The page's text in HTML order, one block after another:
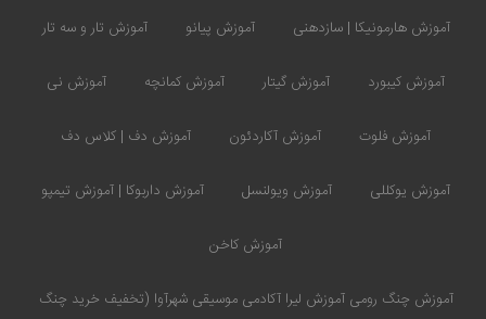
آموزش هارمونیکا | سازدهنی آموزش پیانو آموزش تار و سه تار
آموزش کیبورد آموزش گیتار آموزش کمانچه آموزش نی
آموزش فلوت آموزش آکاردئون آموزش دف | کلاس دف
آموزش یوکللی آموزش ویولنسل آموزش داربوکا | آموزش تیمپو
آموزش کاخن
آموزش چنگ رومی آموزش لیرا آکادمی موسیقی شهرآوا (تخفیف خرید چنگ